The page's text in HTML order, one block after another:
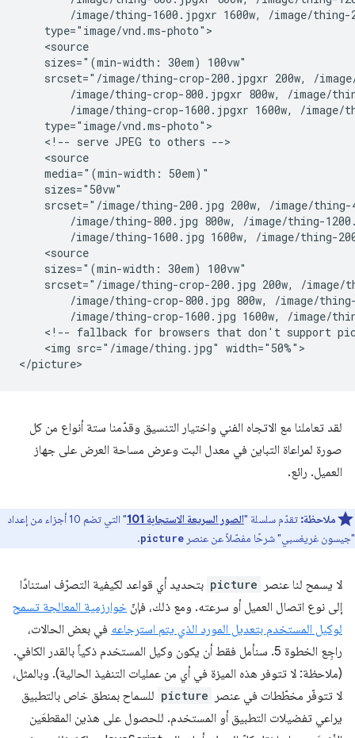
/image/thing-1600.jpgxr 1600w, /image/
    type="image/vnd.ms-photo">
    <source
    sizes="(min-width: 30em) 100vw"
srcset="/image/thing-crop-200.jpgxr 200w, /
/image/thing-crop-800.jpgxr 800w, /image/
/image/thing-crop-1600.jpgxr 1600w, /image/
    type="image/vnd.ms-photo">
    <!-- serve JPEG to others -->
    <source
    media="(min-width: 50em)"
    sizes="50vw"
srcset="/image/thing-200.jpg 200w, /image/
/image/thing-800.jpg 800w, /image/thing-
/image/thing-1600.jpg 1600w, /image/thing-
    <source
    sizes="(min-width: 30em) 100vw"
srcset="/image/thing-crop-200.jpg 200w, /image/
/image/thing-crop-800.jpg 800w, /image/
/image/thing-crop-1600.jpg 1600w, /image/
<!-- fallback for browsers that don't support
    <img src="/image/thing.jpg" width="50%">
لقد تعاملنا مع الاتجاه الفني واختيار التنسيق وقدّمنا ستة أنواع من كل
صورة لمراعاة التباين في معدل البت وعرض مساحة العرض على جهاز
العميل. رائع.
ملاحظة: تقدّم سلسلة "الصور السريعة الاستجابة 101
" التي تضم 10 أجزاء من إعداد
"جيسون غريغسبي" شرحًا مفصّلاً عن عنصر picture
.
لا يسمح لنا عنصر picture بتحديد أي قواعد لكيفية التصرّف استنادًا
إلى نوع اتصال العميل أو سرعته. ومع ذلك، فإنّ خوارزمية المعالجة تسمح
لوكيل المستخدم بتعديل المورد الذي يتم استرجاعه في بعض الحالات،
راجِع الخطوة 5. سنأمل فقط أن يكون وكيل المستخدم ذكياً بالقدر الكافي.
(ملاحظة: لا تتوفر هذه الميزة في أي من عمليات التنفيذ الحالية). وبالمثل،
لا تتوفّر مخطّطات في عنصر
picture للسماح بمنطق خاص بالتطبيق
يراعي تفضيلات التطبيق أو المستخدم. للحصول على هذين المقطعَين